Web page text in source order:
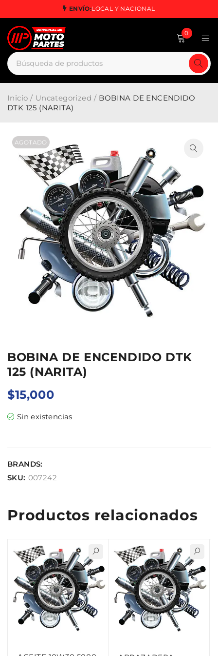
ENVÍO:LOCAL Y NACIONAL
0
Inicio / Uncategorized / BOBINA DE ENCENDIDO
DTK 125 (NARITA)
AGOTADO
BOBINA DE ENCENDIDO DTK
125 (NARITA)
$15,000
Sin existencias
BRANDS:
SKU: 007242
Productos relacionados